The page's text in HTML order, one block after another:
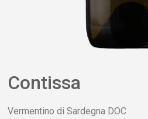
Contissa
Vermentino di Sardegna DOC